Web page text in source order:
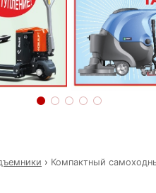
› Компактный